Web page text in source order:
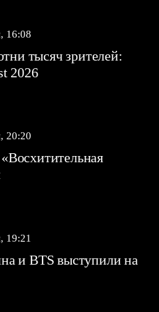
16:08
тысяч зрителей:
2026
20:20
19:21
и BTS выступили на